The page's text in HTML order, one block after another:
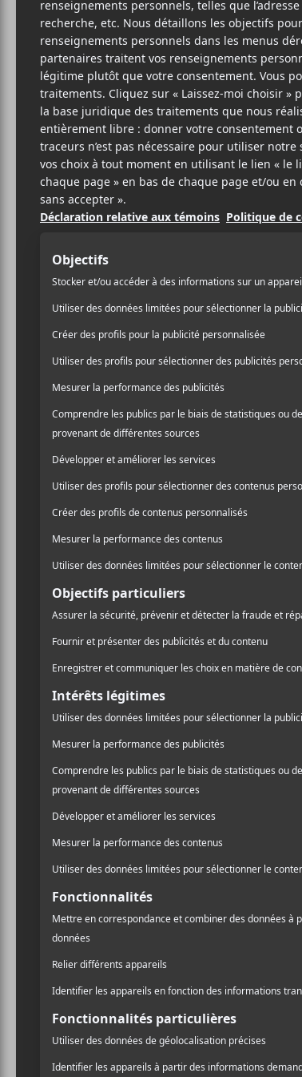
3 AVRIL 2024
PARFÉLIX LEFEBVRE-
MASSEY
/ ÉLECTRONIQUE
/ POP
PARTAGER
F
A
C
E
O
K
T
W
I
T
R
P
R
T
R
de
deux
C’est le 7
Emma
disque de
l’artiste.
Ces deux
Dutch, mais
sets. Le tout
Au sujet de
musique